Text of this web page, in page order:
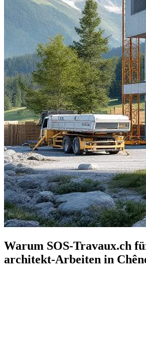
Warum SOS-Travaux.ch
architekt-Arbeiten in